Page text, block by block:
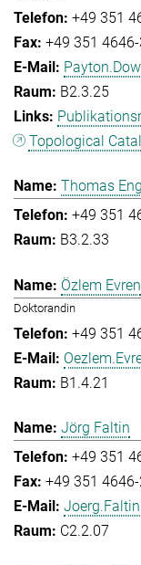
+49 351
+49 351
B2.3.25
Topological
Thomas
+49 351
B3.2.33
Özlem Evren
Doktorandin
+49 351
B1.4.21
Jörg Faltin
+49 351
+49 351
C2.2.07